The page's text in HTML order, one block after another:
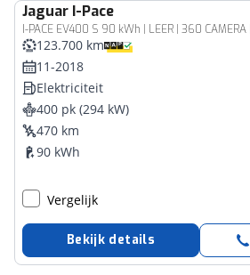
Jaguar I-Pace
123.700 km
11-2018
Elektriciteit
400 pk (294 kW)
470 km
90 kWh
Vergelijk
Bekijk details